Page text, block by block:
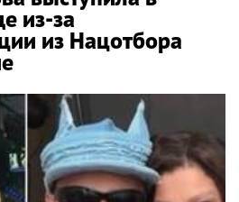
из-за
из Нацотбора